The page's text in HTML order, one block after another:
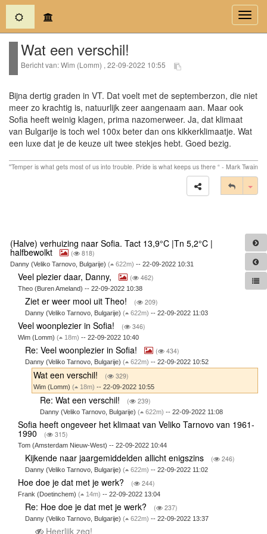
(current)
Wat een verschil!
Bericht van: Wim (Lomm) , 22-09-2022 10:55
Bijna dertig graden in VT. Dat voelt met de septemberzon, die niet
meer zo krachtig is, natuurlijk zeer aangenaam aan. Maar ook
Sofia heeft weinig klagen, prima nazomerweer. Ja, dat klimaat
van Bulgarije is toch wel 100x beter dan ons kikkerklimaatje. Wat
een luxe dat je de keuze uit twee stekjes hebt. Goed bezig.
''Temper is what gets most of us into trouble. Pride is what keeps us there “ - Mark Twain
(Halve) verhuizing naar Sofia. Tact 13,9°C |Tn 5,2°C |
halfbewolkt ( 818)
Danny (Veliko Tarnovo, Bulgarije) ( 622m) -- 22-09-2022 10:31
Veel plezier daar, Danny, ( 462)
Theo (Buren Ameland) -- 22-09-2022 10:38
Ziet er weer mooi uit Theo! ( 209)
Danny (Veliko Tarnovo, Bulgarije)( 622m) -- 22-09-2022 11:03
Veel woonplezier in Sofia! ( 346)
Wim (Lomm) ( 18m) -- 22-09-2022 10:40
Re: Veel woonplezier in Sofia! ( 434)
Danny (Veliko Tarnovo, Bulgarije)( 622m) -- 22-09-2022 10:52
Wat een verschil! ( 329)
Wim (Lomm) ( 18m) -- 22-09-2022 10:55
Re: Wat een verschil! ( 239)
Danny (Veliko Tarnovo, Bulgarije)( 622m) -- 22-09-2022 11:08
Sofia heeft ongeveer het klimaat van Veliko Tarnovo van 1961-
1990 ( 315)
Tom (Amsterdam Nieuw-West) -- 22-09-2022 10:44
Kijkende naar jaargemiddelden allicht enigszins ( 246)
Danny (Veliko Tarnovo, Bulgarije)( 622m) -- 22-09-2022 11:02
Hoe doe je dat met je werk? ( 244)
Frank (Doetinchem) ( 14m) -- 22-09-2022 13:04
Re: Hoe doe je dat met je werk? ( 237)
Danny (Veliko Tarnovo, Bulgarije)( 622m) -- 22-09-2022 13:37
Heerlijk zeg!